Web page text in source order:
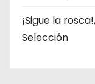
¡Sigue la
Selección